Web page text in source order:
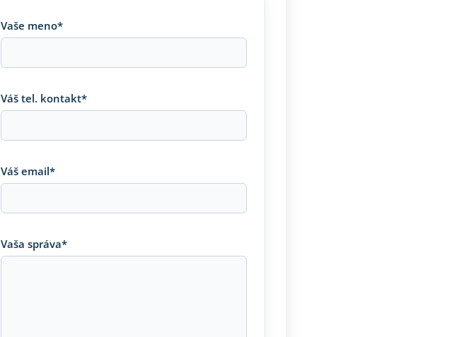
Vaše meno*
Váš tel. kontakt*
Váš email*
Vaša správa*